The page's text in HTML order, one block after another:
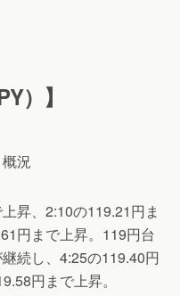
）】
概況
昇、2:10の119.21円ま
円まで上昇。119円台
続し、4:25の119.40円
円まで上昇。